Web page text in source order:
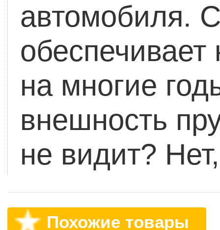
автомобиля.
на многие
внешность
не видит?
Похожие товары